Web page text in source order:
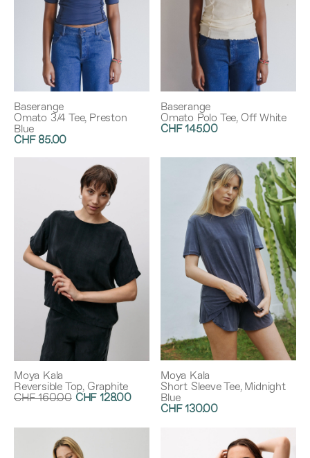
Baserange
Omato 3/4 Tee, Preston
Blue
CHF 85.00
Baserange
Omato Polo Tee, Off White
CHF 145.00
Moya Kala
Reversible Top, Graphite
CHF 160.00 CHF 128.00
Moya Kala
Short Sleeve Tee, Midnight
Blue
CHF 130.00